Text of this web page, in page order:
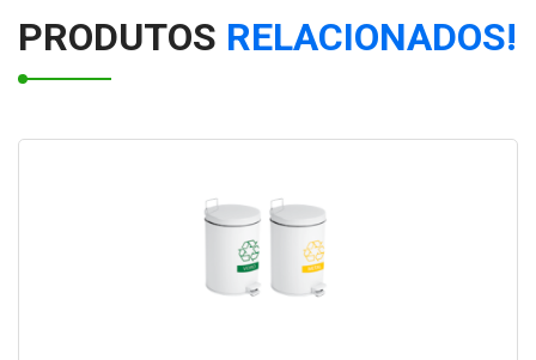
Coletor em Fiberglass com Pedal
Lixeira plástica quadrada com pedal - 25 Litros
Lixeira Inox com pedal Colorida várias litragens
Coletor em Fiberglass com Pedal e Parede Simples
Lixeira Plástica com Pedal - 15 Litros
PRODUTOS RELACIONADOS!